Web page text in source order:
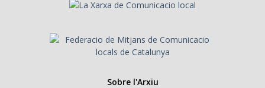
Sobre l'Arxiu